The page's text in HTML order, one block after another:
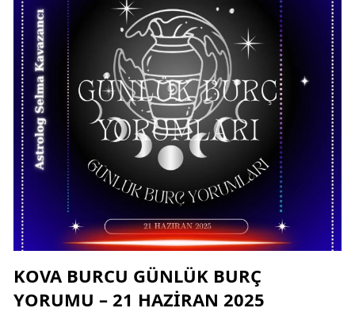
KOVA BURCU GÜNLÜK BURÇ
YORUMU – 21 HAZIRAN 2025